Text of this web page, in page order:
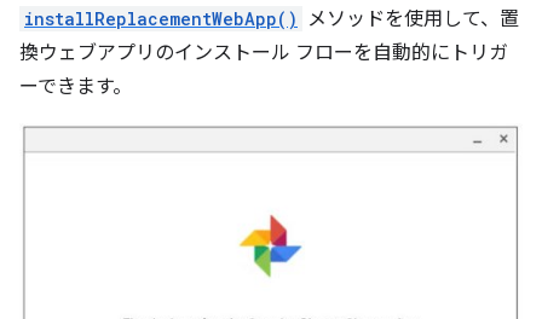
installReplacementWebApp()
メソッドを使用して、置
換ウェブアプリのインストール フローを自動的にトリガ
ーできます。